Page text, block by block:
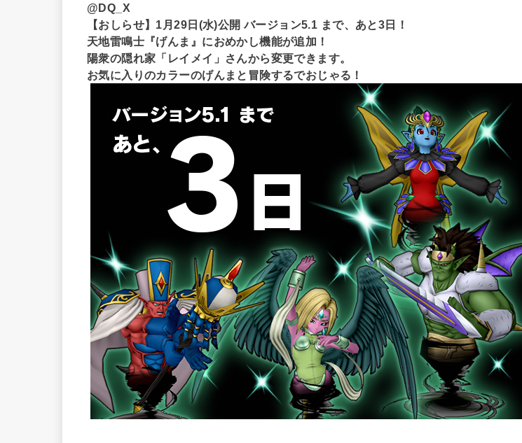
@DQ_X
【おしらせ】1月29日(水)公開 バージョン5.1 まで、あと3日！
天地雷鳴士『げんま』におめかし機能が追加！
陽衆の隠れ家「レイメイ」さんから変更できます。
お気に入りのカラーのげんまと冒険するでおじゃる！